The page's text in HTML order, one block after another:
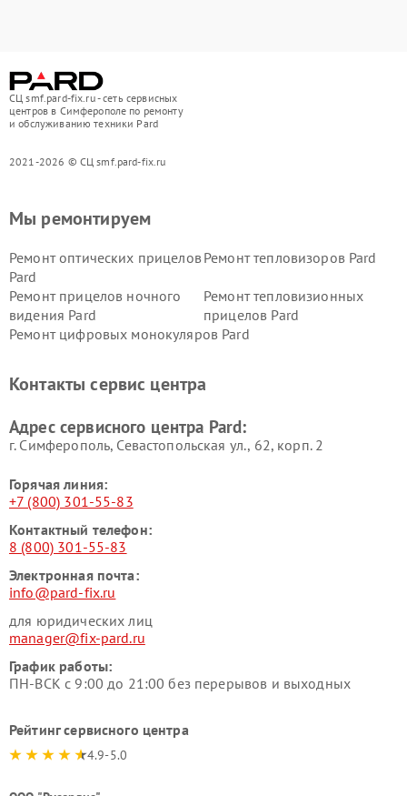
СЦ smf.pard-fix.ru - сеть сервисных
центров в Симферополе по ремонту
и обслуживанию техники Pard
2021-2026 © СЦ smf.pard-fix.ru
Мы ремонтируем
Ремонт оптических прицелов
Pard
Ремонт тепловизоров Pard
Ремонт прицелов ночного
видения Pard
Ремонт тепловизионных
прицелов Pard
Ремонт цифровых монокуляров Pard
Контакты сервис центра
Адрес сервисного центра Pard:
г. Симферополь, Севастопольская ул., 62, корп. 2
Горячая линия:
+7 (800) 301-55-83
Контактный телефон:
8 (800) 301-55-83
Электронная почта:
info@pard-fix.ru
для юридических лиц
manager@fix-pard.ru
График работы:
ПН-ВСК с 9:00 до 21:00 без перерывов и выходных
Рейтинг сервисного центра
4.9-5.0